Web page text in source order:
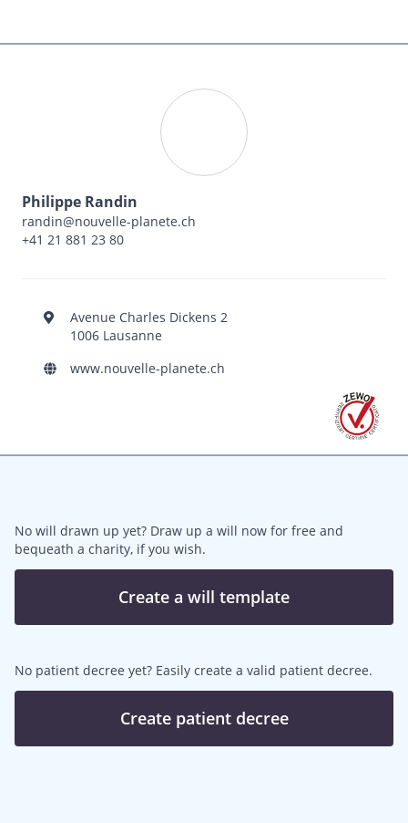
Philippe Randin
randin@nouvelle-planete.ch
+41 21 881 23 80
Avenue Charles Dickens 2
1006 Lausanne
www.nouvelle-planete.ch
No will drawn up yet? Draw up a will now for free and
bequeath a charity, if you wish.
Create a will template
No patient decree yet? Easily create a valid patient decree.
Create patient decree